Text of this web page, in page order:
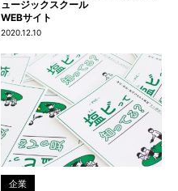
ュージックスクール
WEBサイト
2020.12.10
企業